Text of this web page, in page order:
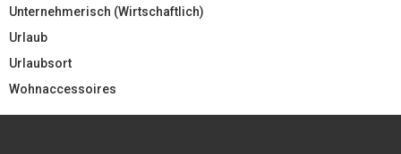
Unternehmerisch (Wirtschaftlich)
Urlaub
Urlaubsort
Wohnaccessoires